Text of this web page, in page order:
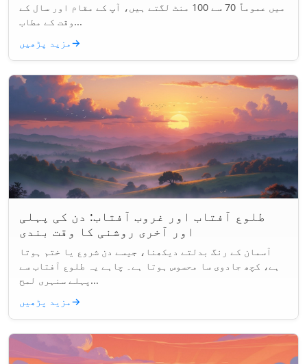
میں عموماً 70 سے 100 منٹ لگتے ہیں، آپ کے مقام اور سال کے
وقت کے مطاب...
مزید پڑھیں→
طلوع آفتاب اور غروب آفتاب: دن کی پہلی
اور آخری روشنی کا وقت بندی
آسمان کے رنگ بدلتے دیکھنا، جیسے دن شروع یا ختم ہوتا
ہے، کچھ جادوی سا محسوس ہوتا ہے۔ چاہے یہ طلوع آفتاب سے
پہلے سنہری لمح...
مزید پڑھیں→